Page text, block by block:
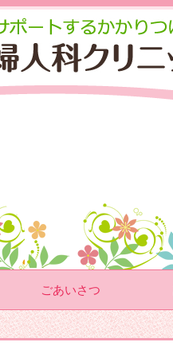
ごあいさつ